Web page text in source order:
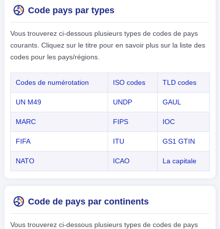
Code pays par types
Vous trouverez ci-dessous plusieurs types de codes de pays
courants. Cliquez sur le titre pour en savoir plus sur la liste des
codes pour les pays/régions.
Codes de numérotation ISO codes TLD codes
UN M49 UNDP GAUL
MARC FIPS IOC
FIFA ITU GS1 GTIN
NATO ICAO La capitale
Code de pays par continents
Vous trouverez ci-dessous plusieurs types de codes de pays